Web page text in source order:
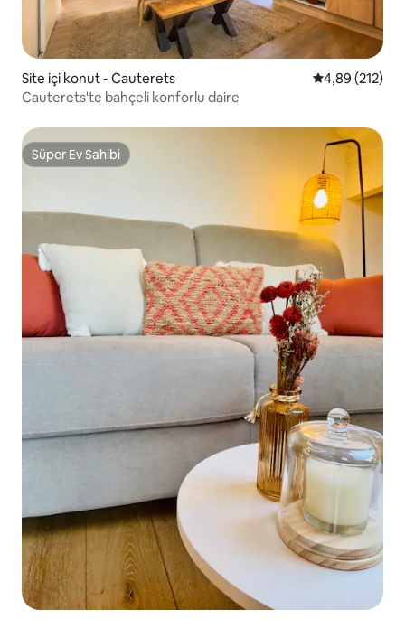
Site içi konut - Cauterets 5 üzerinden
4,89 (212)
Cauterets'te bahçeli konforlu daire
Süper Ev Sahibi
Süper Ev Sahibi